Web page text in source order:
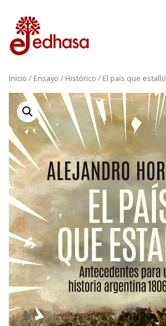
Inicio / Ensayo / Histórico / El país que estalló